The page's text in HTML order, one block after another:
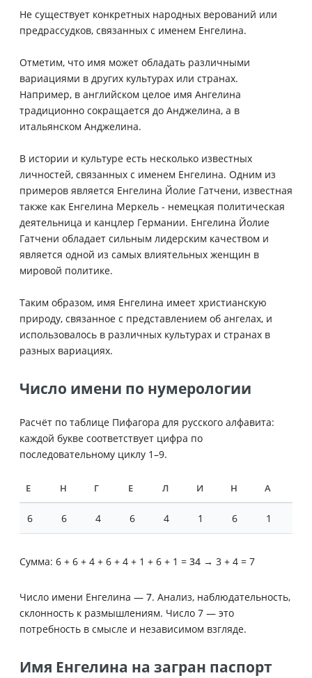
Не существует конкретных народных верований или
предрассудков, связанных с именем Енгелина.
Отметим, что имя может обладать различными
вариациями в других культурах или странах.
Например, в английском целое имя Ангелина
традиционно сокращается до Анджелина, а в
итальянском Анджелина.
В истории и культуре есть несколько известных
личностей, связанных с именем Енгелина. Одним из
примеров является Енгелина Йолие Гатчени, известная
также как Енгелина Меркель - немецкая политическая
деятельница и канцлер Германии. Енгелина Йолие
Гатчени обладает сильным лидерским качеством и
является одной из самых влиятельных женщин в
мировой политике.
Таким образом, имя Енгелина имеет христианскую
природу, связанное с представлением об ангелах, и
использовалось в различных культурах и странах в
разных вариациях.
Число имени по нумерологии
Расчёт по таблице Пифагора для русского алфавита:
каждой букве соответствует цифра по
последовательному циклу 1–9.
Е Н Г Е Л И Н А
6 6 4 6 4 1 6 1
Сумма: 6 + 6 + 4 + 6 + 4 + 1 + 6 + 1 = 34 → 3 + 4 = 7
Число имени Енгелина — 7. Анализ, наблюдательность,
склонность к размышлениям. Число 7 — это
потребность в смысле и независимом взгляде.
Имя Енгелина на загран паспорт